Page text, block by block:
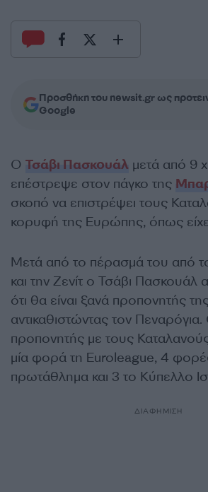
Προσθήκη του newsit.gr ως
Google
Ο Τσάβι Πασκουάλ μετά από 9
επέστρεψε στον πάγκο της
σκοπό να επιστρέψει τους
κορυφή της Ευρώπης, όπως
Μετά από το πέρασμά του από
και την Ζενίτ ο Τσάβι Πασκουάλ
ότι θα είναι ξανά προπονητής
αντικαθιστώντας τον
προπονητής με τους Καταλανούς
μία φορά τη Euroleague, 4
πρωτάθλημα και 3 το Κύπελλο
ΔΙΑΦΗΜΙΣΗ